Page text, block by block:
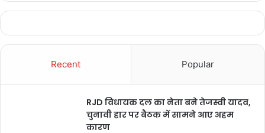
Recent Popular
RJD विधायक दल का नेता बने तेजस्वी यादव,
चुनावी हार पर बैठक में सामने आए अहम
कारण